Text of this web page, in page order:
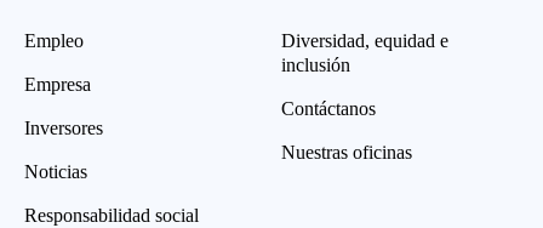
Empleo
Empresa
Inversores
Noticias
Responsabilidad social
Diversidad, equidad e
inclusión
Contáctanos
Nuestras oficinas